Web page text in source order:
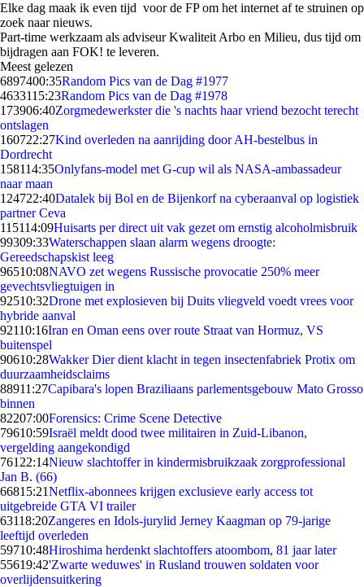
Elke dag maak ik even tijd voor de FP om het internet af te struinen op
zoek naar nieuws.
Part-time werkzaam als adviseur Kwaliteit Arbo en Milieu, dus tijd om
bijdragen aan FOK! te leveren.
Meest gelezen
6897400:35Random Pics van de Dag #1977
4633115:23Random Pics van de Dag #1978
173906:40Zorgmedewerkster die 's nachts haar vriend bezocht terecht
ontslagen
160722:27Kind overleden na aanrijding door AH-bestelbus in
Dordrecht
158114:35Onlyfans-model met G-cup wil als NASA-ambassadeur
naar maan
124722:40Datalek bij Bol en de Bijenkorf na cyberaanval op logistiek
partner Ceva
115114:09Huisarts per direct uit vak gezet om ernstig alcoholmisbruik
99309:33Waterschappen slaan alarm wegens droogte:
Gereedschapskist leeg
96510:08NAVO zet wegens Russische provocatie 250% meer
gevechtsvliegtuigen in
92510:32Drone met explosieven bij Duits vliegveld voedt vrees voor
hybride aanval
92110:16Iran en Oman eens over route Straat van Hormuz, VS
buitenspel
90610:28Wakker Dier dient klacht in tegen insectenfabriek Protix om
duurzaamheidsclaims
88911:27Capibara's lopen Braziliaans parlementsgebouw Mato Grosso
binnen
82207:00Forensics: Crime Scene Detective
79610:59Israël meldt dood twee militairen in Zuid-Libanon,
vergelding aangekondigd
761 22:14Nieuw slachtoffer in kindermisbruikzaak zorgprofessional
Jan B. (66)
66815:21Netflix-abonnees krijgen exclusieve early access tot
uitgebreide GTA VI trailer
63118:20Zangeres en Idols-jurylid Jerney Kaagman op 79-jarige
leeftijd overleden
59710:48Hiroshima herdenkt slachtoffers atoombom, 81 jaar later
55619:42'Zwarte weduwes' in Rusland trouwen soldaten voor
overlijdensuitkering